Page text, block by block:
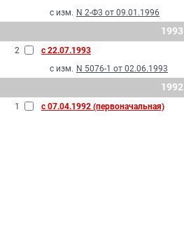
с изм. N 2-Ф3 от 09.01.1996
1993
2
с 22.07.1993
с изм. N 5076-1 от 02.06.1993
1992
1 с 07.04.1992 (первоначальная)